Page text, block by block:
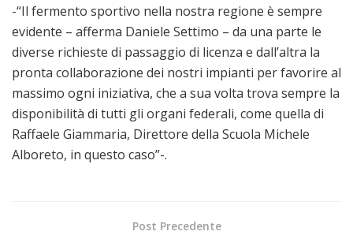
-“Il fermento sportivo nella nostra regione è sempre
evidente – afferma Daniele Settimo – da una parte le
diverse richieste di passaggio di licenza e dall’altra la
pronta collaborazione dei nostri impianti per favorire al
massimo ogni iniziativa, che a sua volta trova sempre la
disponibilità di tutti gli organi federali, come quella di
Raffaele Giammaria, Direttore della Scuola Michele
Alboreto, in questo caso”-.
Post Precedente